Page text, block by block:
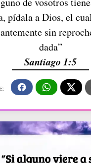
pídala a Dios, el
sin
dada”
Santiago 1:5